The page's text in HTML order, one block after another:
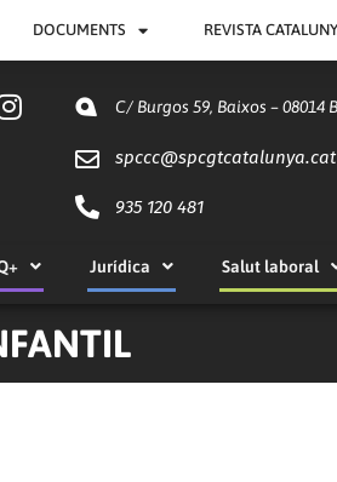
DOCUMENTS REVISTA
C/ Burgos 59, Baixos – 08014
spccc@spcgtcatalunya.cat
935 120 481
Jurídica Salut laboral